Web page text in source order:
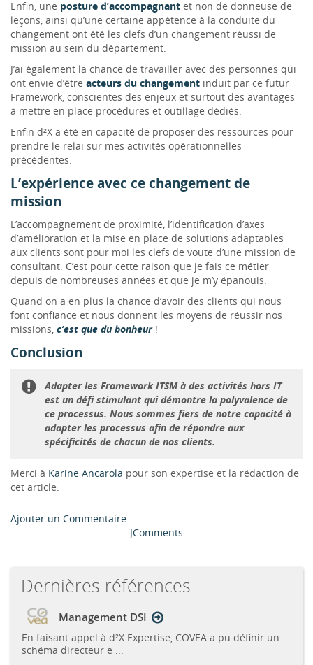
Enfin, une posture d’accompagnant et non de donneuse de
leçons, ainsi qu’une certaine appétence à la conduite du
changement ont été les clefs d’un changement réussi de
mission au sein du département.
J’ai également la chance de travailler avec des personnes qui
ont envie d’être acteurs du changement induit par ce futur
Framework, conscientes des enjeux et surtout des avantages
à mettre en place procédures et outillage dédiés.
Enfin d²X a été en capacité de proposer des ressources pour
prendre le relai sur mes activités opérationnelles
précédentes.
L’expérience avec ce changement de
mission
L’accompagnement de proximité, l’identification d’axes
d’amélioration et la mise en place de solutions adaptables
aux clients sont pour moi les clefs de voute d’une mission de
consultant. C’est pour cette raison que je fais ce métier
depuis de nombreuses années et que je m’y épanouis.
Quand on a en plus la chance d’avoir des clients qui nous
font confiance et nous donnent les moyens de réussir nos
missions, c’est que du bonheur !
Conclusion
Adapter les Framework ITSM à des activités hors IT
est un défi stimulant qui démontre la polyvalence de
ce processus. Nous sommes fiers de notre capacité à
adapter les processus afin de répondre aux
spécificités de chacun de nos clients.
Merci à Karine Ancarola pour son expertise et la rédaction de
cet article.
Ajouter un Commentaire
JComments
Dernières références
Management DSI
En faisant appel à d²X Expertise, COVEA a pu définir un
schéma directeur e ...